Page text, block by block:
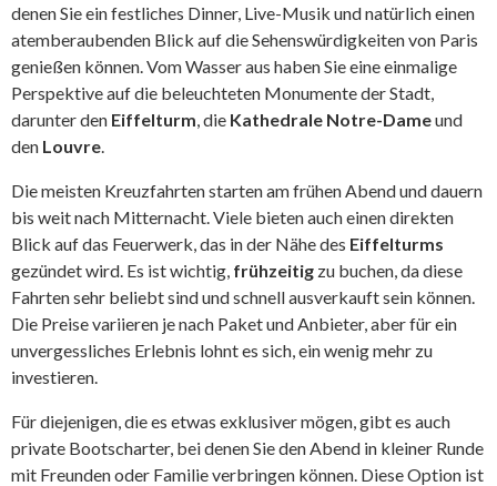
denen Sie ein festliches Dinner, Live-Musik und natürlich einen
atemberaubenden Blick auf die Sehenswürdigkeiten von Paris
genießen können. Vom Wasser aus haben Sie eine einmalige
Perspektive auf die beleuchteten Monumente der Stadt,
darunter den Eiffelturm, die Kathedrale Notre-Dameund
den Louvre.
Die meisten Kreuzfahrten starten am frühen Abend und dauern
bis weit nach Mitternacht. Viele bieten auch einen direkten
Blick auf das Feuerwerk, das in der Nähe des Eiffelturms
gezündet wird. Es ist wichtig, frühzeitig zu buchen, da diese
Fahrten sehr beliebt sind und schnell ausverkauft sein können.
Die Preise variieren je nach Paket und Anbieter, aber für ein
unvergessliches Erlebnis lohnt es sich, ein wenig mehr zu
investieren.
Für diejenigen, die es etwas exklusiver mögen, gibt es auch
private Bootscharter, bei denen Sie den Abend in kleiner Runde
mit Freunden oder Familie verbringen können. Diese Option ist